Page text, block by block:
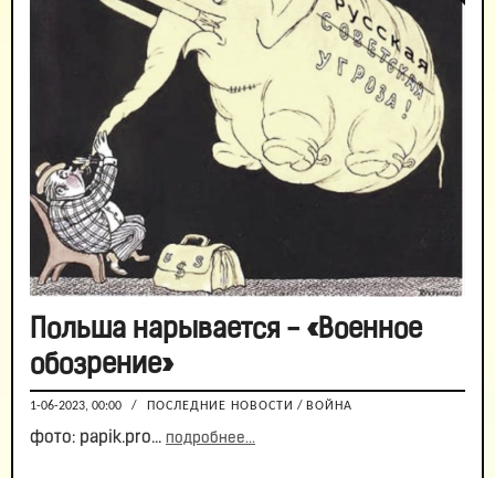
Польша нарывается - «Военное
обозрение»
1-06-2023, 00:00 / ПОСЛЕДНИЕ НОВОСТИ / ВОЙНА
фото: papik.pro... подробнее...